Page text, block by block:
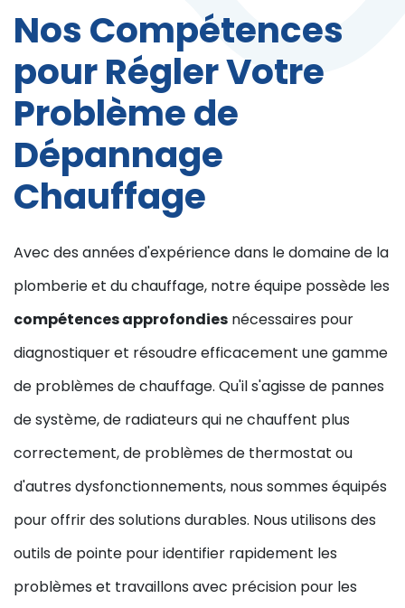
Nos Compétences
pour Régler Votre
Problème de
Dépannage
Chauffage
Avec des années d'expérience dans le domaine de la
plomberie et du chauffage, notre équipe possède les
compétences approfondies nécessaires pour
diagnostiquer et résoudre efficacement une gamme
de problèmes de chauffage. Qu'il s'agisse de pannes
de système, de radiateurs qui ne chauffent plus
correctement, de problèmes de thermostat ou
d'autres dysfonctionnements, nous sommes équipés
pour offrir des solutions durables. Nous utilisons des
outils de pointe pour identifier rapidement les
problèmes et travaillons avec précision pour les